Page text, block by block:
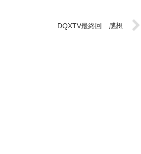
DQXTV最終回 感想